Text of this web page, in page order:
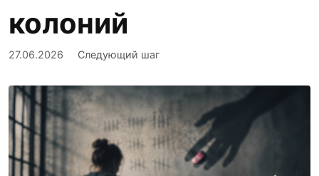
колоний
27.06.2026 Следующий шаг